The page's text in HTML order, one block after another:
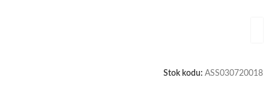
Stok kodu: ASS030720018